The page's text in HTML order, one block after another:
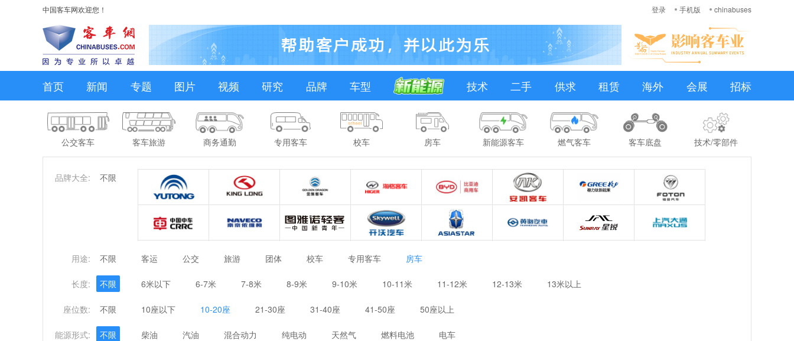
中国客车网欢迎您！ 登录 手机版 chinabuses
首页 新闻 专题 图片 视频 研究 品牌 车型 技术 二手 供求 租赁 海外 会展 招标
公交客车 客车旅游 商务通勤 专用客车 校车 房车 新能源客车 燃气客车 客车底盘 技术/零部件
品牌大全: 不限
用途: 不限 客运 公交 旅游 团体 校车 专用客车 房车
长度: 不限 6米以下 6-7米 7-8米 8-9米 9-10米 10-11米 11-12米 12-13米 13米以上
座位数: 不限 10座以下 10-20座 21-30座 31-40座 41-50座 50座以上
能源形式: 不限 柴油 汽油 混合动力 纯电动 天然气 燃料电池 电车